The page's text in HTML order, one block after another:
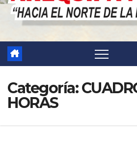
Categoría:
HORAS